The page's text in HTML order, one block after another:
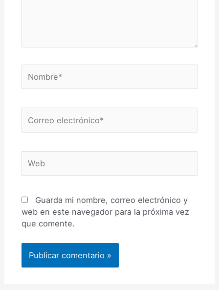
electrónico*
Guarda mi nombre, correo electrónico y
web en este navegador para la próxima vez
que comente.